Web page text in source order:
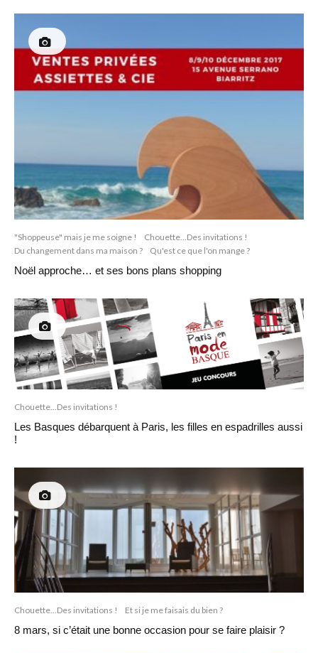
"Shoppeuse" mais je me soigne !
Chouette...Des invitations !
Du changement dans ma maison ?
Qu'est ce que l'on mange ?
Noël approche… et ses bons plans shopping
Chouette...Des invitations !
Les Basques débarquent à Paris, les filles en espadrilles aussi
!
Chouette...Des invitations ! Et si je me faisais du bien ?
8 mars, si c’était une bonne occasion pour se faire plaisir ?